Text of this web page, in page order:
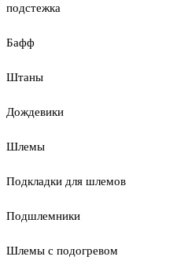
подстежка
Бафф
Штаны
Дождевики
Шлемы
Подкладки для шлемов
Подшлемники
Шлемы с подогревом